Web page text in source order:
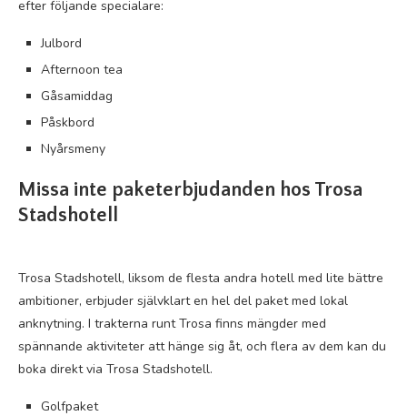
efter följande specialare:
Julbord
Afternoon tea
Gåsamiddag
Påskbord
Nyårsmeny
Missa inte paketerbjudanden hos Trosa
Stadshotell
Trosa Stadshotell, liksom de flesta andra hotell med lite bättre
ambitioner, erbjuder självklart en hel del paket med lokal
anknytning. I trakterna runt Trosa finns mängder med
spännande aktiviteter att hänge sig åt, och flera av dem kan du
boka direkt via Trosa Stadshotell.
Golfpaket